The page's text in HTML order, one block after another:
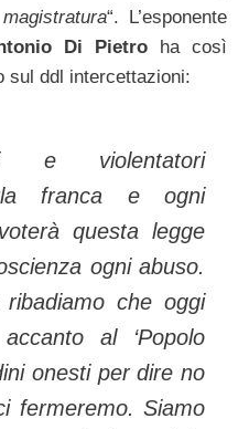
“. L’esponente
Di Pietroha così
sul ddl intercettazioni:
e violentatori
franca e ogni
questa legge
ogni abuso.
che oggi
al ‘Popolo
onesti per dire no
fermeremo. Siamo